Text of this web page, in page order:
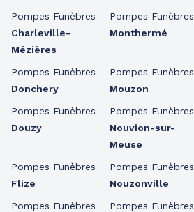
Pompes Funèbres
Charleville-
Mézières
Pompes Funèbres
Donchery
Pompes Funèbres
Douzy
Pompes Funèbres
Flize
Pompes Funèbres
Pompes Funèbres
Monthermé
Pompes Funèbres
Mouzon
Pompes Funèbres
Nouvion-sur-
Meuse
Pompes Funèbres
Nouzonville
Pompes Funèbres